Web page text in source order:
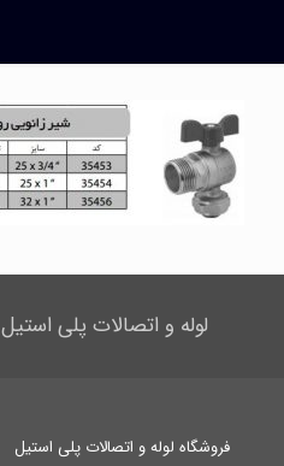
لوله و اتصالات پلی استیل
فروشگاه لوله و اتصالات پلی استیل